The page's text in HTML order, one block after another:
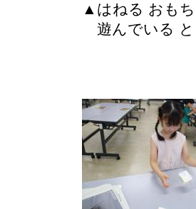
▲はねる おも
遊んでいる